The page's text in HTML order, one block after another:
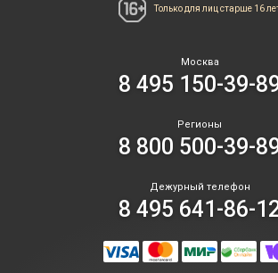
Только для лиц старше 16
Москва
8 495 150-39-
Регионы
8 800 500-39-
Дежурный телефон
8 495 641-86-